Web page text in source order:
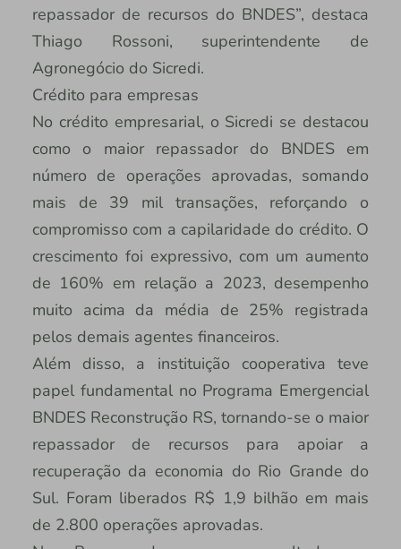
repassador de recursos do BNDES”, destaca
Thiago Rossoni, superintendente de
Agronegócio do Sicredi.
Crédito para empresas
No crédito empresarial, o Sicredi se destacou
como o maior repassador do BNDES em
número de operações aprovadas, somando
mais de 39 mil transações, reforçando o
compromisso com a capilaridade do crédito. O
crescimento foi expressivo, com um aumento
de 160% em relação a 2023, desempenho
muito acima da média de 25% registrada
pelos demais agentes financeiros.
Além disso, a instituição cooperativa teve
papel fundamental no Programa Emergencial
BNDES Reconstrução RS, tornando-se o maior
repassador de recursos para apoiar a
recuperação da economia do Rio Grande do
Sul. Foram liberados R$ 1,9 bilhão em mais
de 2.800 operações aprovadas.